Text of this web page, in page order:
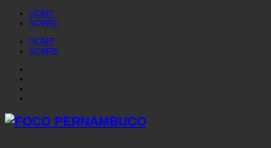
HOME
SOBRE
HOME
SOBRE